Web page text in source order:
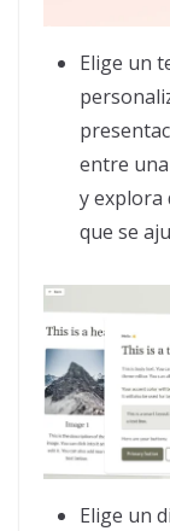
Elige un
entre
y explora
que se
Elige un